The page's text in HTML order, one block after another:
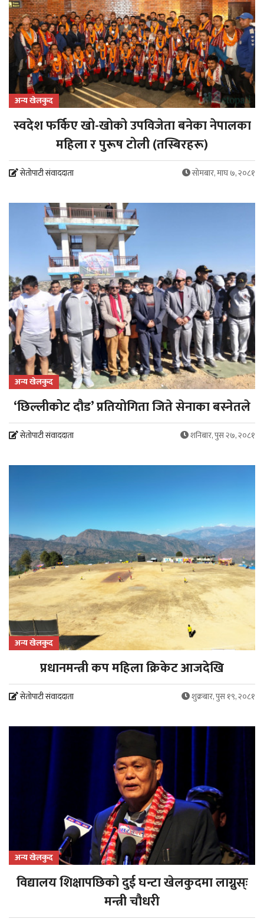
अन्य खेलकुद
स्वदेश फर्किए खो-खोको उपविजेता बनेका नेपालका
महिला र पुरूष टोली (तस्बिरहरू)
सेतोपाटी संवाददाता सोमबार, माघ ७, २०८१
अन्य खेलकुद
‘छिल्लीकोट दौड’ प्रतियोगिता जिते सेनाका बस्नेतले
सेतोपाटी संवाददाता शनिबार, पुस २७, २०८१
अन्य खेलकुद
प्रधानमन्त्री कप महिला क्रिकेट आजदेखि
सेतोपाटी संवाददाता शुक्रबार, पुस १९, २०८१
अन्य खेलकुद
विद्यालय शिक्षापछिको दुई घन्टा खेलकुदमा लाग्नुस्ः
मन्त्री चौधरी